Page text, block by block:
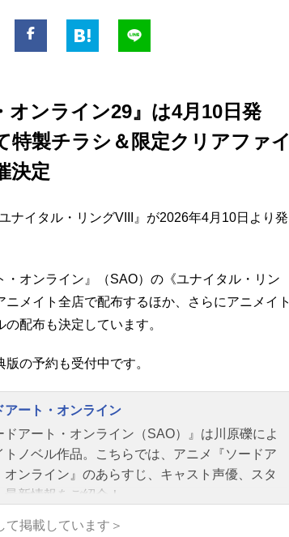
オンライン29』は4月10日発
製チラシ＆限定クリアファイ
決定
ナイタル・リングVIII』が2026年4月10日より発
オンライン』（SAO）の《ユナイタル・リン
メイト全店で配布するほか、さらにアニメイト
配布も決定しています。
の予約も受付中です。
アート・オンライン
ドアート・オンライン（SAO）』は川原礫によ
トノベル作品。こちらでは、アニメ『ソードア
オンライン』のあらすじ、キャスト声優、スタ
最新情報をご紹介！
掲載しています＞